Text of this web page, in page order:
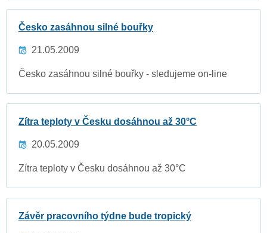
Česko zasáhnou silné bouřky
21.05.2009
Česko zasáhnou silné bouřky - sledujeme on-line
Zítra teploty v Česku dosáhnou až 30°C
20.05.2009
Zítra teploty v Česku dosáhnou až 30°C
Závěr pracovního týdne bude tropický